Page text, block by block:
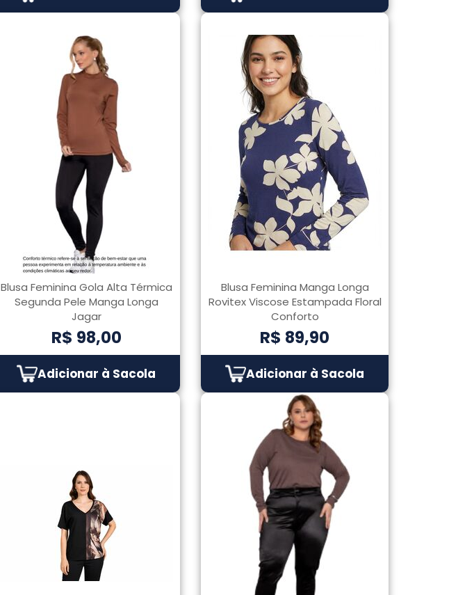
Blusa Feminina Gola Alta Térmica
Segunda Pele Manga Longa
Jagar
R$ 98,00
Adicionar à Sacola
Blusa Feminina Manga Longa
Rovitex Viscose Estampada Floral
Conforto
R$ 89,90
Adicionar à Sacola